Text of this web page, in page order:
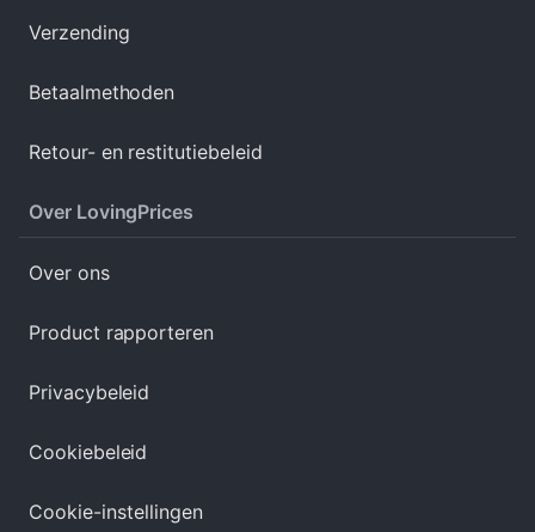
Verzending
Betaalmethoden
Retour- en restitutiebeleid
Over LovingPrices
Over ons
Product rapporteren
Privacybeleid
Cookiebeleid
Cookie-instellingen